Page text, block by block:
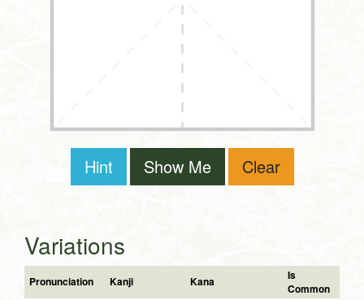
Hint Show Me Clear
Variations
Pronunciation Kanji Kana
Is
Common